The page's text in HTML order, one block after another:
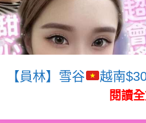
【員林】雪谷 越南
閱讀